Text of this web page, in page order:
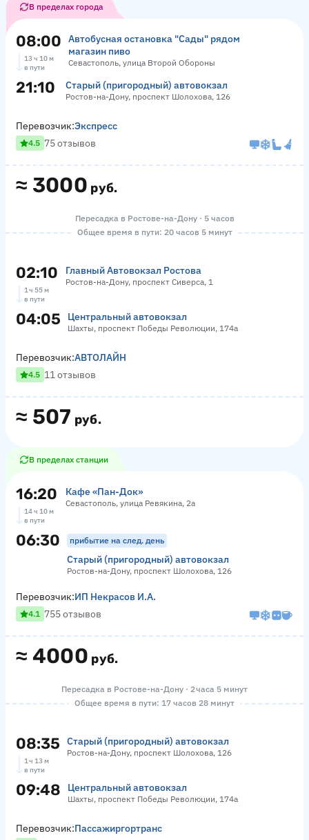
В пределах города
08:00
Автобусная остановка "Сады" рядом
магазин пиво
Севастополь, улица Второй Обороны
13 ч 10 м
в пути
21:10 Старый (пригородный) автовокзал
Ростов-на-Дону, проспект Шолохова, 126
≈ 3000 руб.
Перевозчик:Экспресс
4.5 75 отзывов
Пересадка в Ростове-на-Дону · 5 часов
Общее время в пути: 20 часов 5 минут
02:10 Главный Автовокзал Ростова
Ростов-на-Дону, проспект Сиверса, 1
1 ч 55 м
в пути
04:05 Центральный автовокзал
Шахты, проспект Победы Революции, 174а
≈ 507 руб.
Перевозчик:АВТОЛАЙН
4.5 11 отзывов
В пределах станции
16:20 Кафе «Пан-Док»
Севастополь, улица Ревякина, 2а
14 ч 10 м
в пути
06:30 прибытие на след. день
Старый (пригородный) автовокзал
Ростов-на-Дону, проспект Шолохова, 126
≈ 4000 руб.
Перевозчик:ИП Некрасов И.А.
4.1 755 отзывов
Пересадка в Ростове-на-Дону · 2 часа 5 минут
Общее время в пути: 17 часов 28 минут
08:35 Старый (пригородный) автовокзал
Ростов-на-Дону, проспект Шолохова, 126
1 ч 13 м
в пути
09:48 Центральный автовокзал
Шахты, проспект Победы Революции, 174а
Перевозчик:Пассажиргортранс